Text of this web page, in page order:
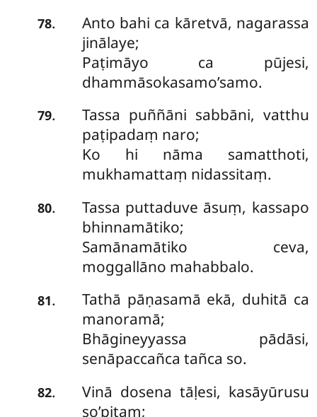
78.
Anto bahi ca kāretvā, nagarassa
jinālaye;
Paṭimāyo ca pūjesi,
dhammāsokasamo’samo.
79.
Tassa puññāni sabbāni, vatthu
paṭipadaṃ naro;
Ko hi nāma samatthoti,
mukhamattaṃ nidassitaṃ.
80.
Tassa puttaduve āsuṃ, kassapo
bhinnamātiko;
Samānamātiko ceva,
moggallāno mahabbalo.
81.
Tathā pāṇasamā ekā, duhitā ca
manoramā;
Bhāgineyyassa pādāsi,
senāpaccañca tañca so.
82.
Vinā dosena tāḷesi, kasāyūrusu
so’pitaṃ;